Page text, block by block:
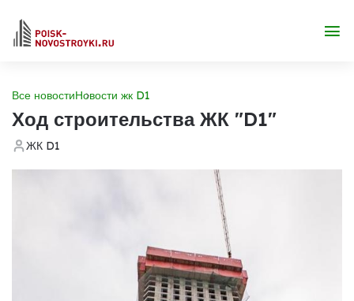
Все новостиНовости жк D1
Ход строительства ЖК "D1"
ЖК D1